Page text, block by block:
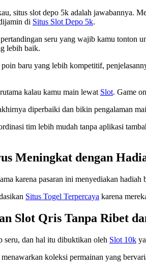
situs slot depo 5k adalah jawabannya.
di Situs Slot Depo 5k.
seru yang wajib kamu tonton
lebih baik.
baru yang lebih kompetitif,
kalau kamu main lewat Slot. Game
diperbaiki dan bikin pengalaman
tim lebih mudah tanpa aplikasi
Meningkat dengan
karena pasaran ini menyediakan hadiah
Situs Togel Terpercaya karena
Slot Qris Tanpa Ribet
seru, dan hal itu dibuktikan oleh Slot 10k
menawarkan koleksi permainan yang